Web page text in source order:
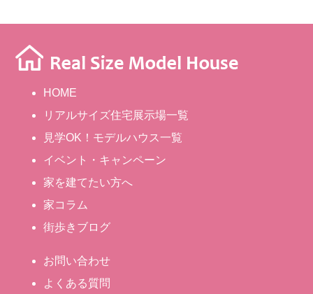
HOME
リアルサイズ住宅展示場一覧
見学OK！モデルハウス一覧
イベント・キャンペーン
家を建てたい方へ
家コラム
街歩きブログ
お問い合わせ
よくある質問